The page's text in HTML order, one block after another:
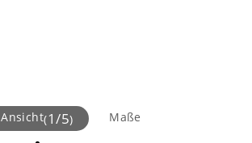
Ansicht(1/5) Maße